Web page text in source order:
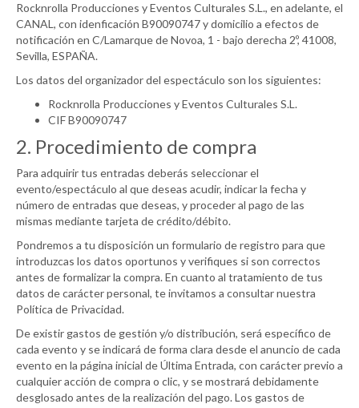
Rocknrolla Producciones y Eventos Culturales S.L., en adelante, el
CANAL , con idenficación B90090747 y domicilio a efectos de
notificación en C/Lamarque de Novoa, 1 - bajo derecha 2º, 41008,
Sevilla, ESPAÑA.
Los datos del organizador del espectáculo son los siguientes:
Rocknrolla Producciones y Eventos Culturales S.L.
CIF B90090747
2. Procedimiento de compra
Para adquirir tus entradas deberás seleccionar el
evento/espectáculo al que deseas acudir, indicar la fecha y
número de entradas que deseas, y proceder al pago de las
mismas mediante tarjeta de crédito/débito.
Pondremos a tu disposición un formulario de registro para que
introduzcas los datos oportunos y verifiques si son correctos
antes de formalizar la compra. En cuanto al tratamiento de tus
datos de carácter personal, te invitamos a consultar nuestra
Política de Privacidad.
De existir gastos de gestión y/o distribución, será específico de
cada evento y se indicará de forma clara desde el anuncio de cada
evento en la página inicial de Última Entrada, con carácter previo a
cualquier acción de compra o clic, y se mostrará debidamente
desglosado antes de la realización del pago. Los gastos de